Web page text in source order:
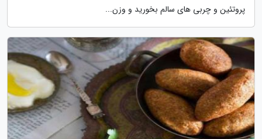
پروتئین و چربی های سالم بخورید و وزن...